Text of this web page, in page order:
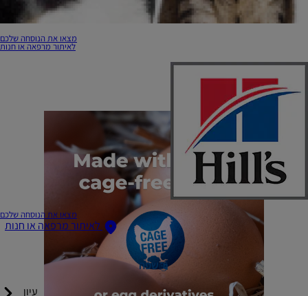
מצאו את הנוסחה שלכם
לאיתור מרפאה או חנות
מצאו את הנוסחה שלכם
לאיתור מרפאה או חנות
שפה
עיון